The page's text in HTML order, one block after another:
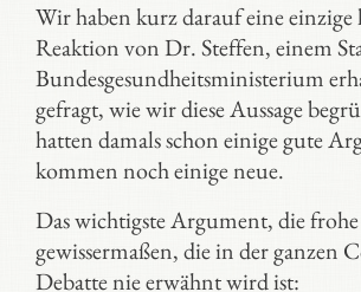
Wir haben kurz darauf eine einzige
Reaktion von Dr. Steffen, einem
Bundesgesundheitsministerium
gefragt, wie wir diese Aussage
hatten damals schon einige gute
kommen noch einige neue.
Das wichtigste Argument, die
gewissermaßen, die in der ganzen
Debatte nie erwähnt wird ist: